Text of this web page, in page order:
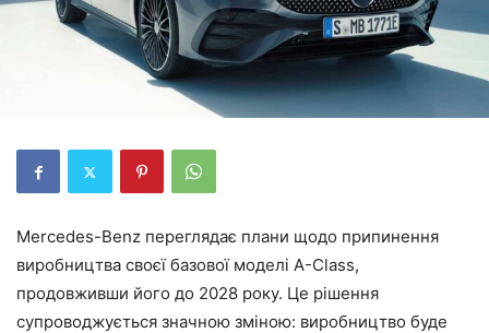
Mercedes-Benz переглядає плани щодо припинення
виробництва своєї базової моделі A-Class,
продовживши його до 2028 року. Це рішення
супроводжується значною зміною: виробництво буде